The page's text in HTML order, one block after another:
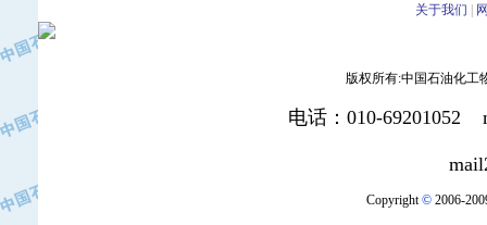
·北京长空工业有限公司
关于我们
版权所有:中国石油化工
电话：010-69201052
Copyright©2006-